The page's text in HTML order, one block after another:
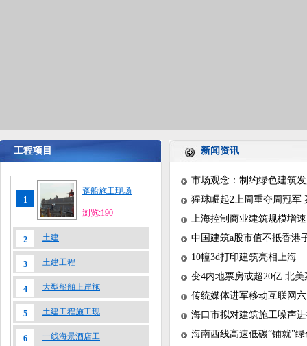
工程项目 新闻资讯
1
趸船施工现场
浏览:190
2 土建
3 土建工程
4 大型船舶上岸施
5 土建工程施工现
6 一线海景酒店工
市场观念：制约绿色建筑
猩球崛起2上周重夺周冠军
上海控制商业建筑规模增速
中国建筑a股市值不抵香港
10幢3d打印建筑亮相上海
变4内地票房或超20亿 北
传统媒体进军移动互联网
海口市拟对建筑施工噪声
海南西线高速低碳“铺就”